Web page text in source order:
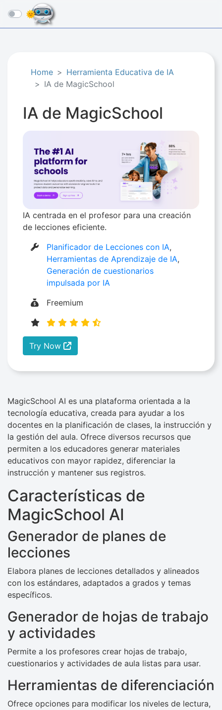
☰
Home
Herramienta Educativa de IA
IA de MagicSchool
IA de MagicSchool
IA centrada en el profesor para una creación
de lecciones eficiente.
Planificador de Lecciones con IA,
Herramientas de Aprendizaje de IA,
Generación de cuestionarios
impulsada por IA
Freemium
Try Now
MagicSchool​‍​‌‍​‍‌ AI es una plataforma orientada a la
tecnología educativa, creada para ayudar a los
docentes en la planificación de clases, la instrucción y
la gestión del aula. Ofrece diversos recursos que
permiten a los educadores generar materiales
educativos con mayor rapidez, diferenciar la
instrucción y mantener sus registros.
Características de
MagicSchool AI
Generador de planes de
lecciones
Elabora planes de lecciones detallados y alineados
con los estándares, adaptados a grados y temas
específicos.
Generador de hojas de trabajo
y actividades
Permite a los profesores crear hojas de trabajo,
cuestionarios y actividades de aula listas para usar.
Herramientas de diferenciación
Ofrece opciones para modificar los niveles de lectura,